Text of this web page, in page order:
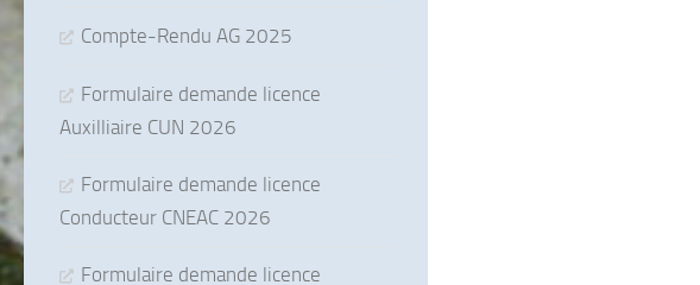
Compte-Rendu AG 2025
Formulaire demande licence
Auxilliaire CUN 2026
Formulaire demande licence
Conducteur CNEAC 2026
Formulaire demande licence